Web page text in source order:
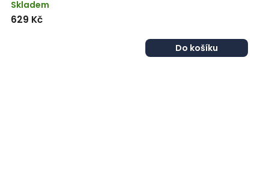
Skladem
629 Kč
Do košíku